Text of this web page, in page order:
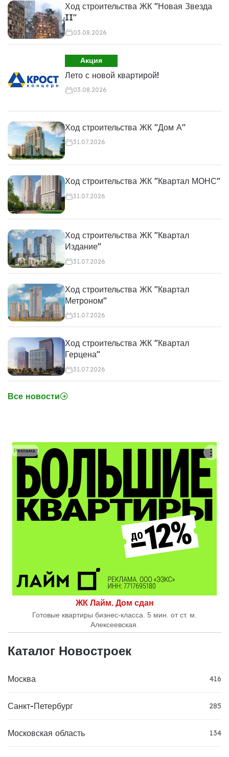
Ход строительства ЖК "Новая Звезда
II"
03.08.2026
Акция
Лето с новой квартирой!
03.08.2026
Ход строительства ЖК "Дом А"
31.07.2026
Ход строительства ЖК "Квартал МОНС"
31.07.2026
Ход строительства ЖК "Квартал
Издание"
31.07.2026
Ход строительства ЖК "Квартал
Метроном"
31.07.2026
Ход строительства ЖК "Квартал
Герцена"
31.07.2026
Все новости
ЖК Лайм. Дом сдан
Готовые квартиры бизнес-класса. 5 мин. от ст. м.
Алексеевская.
Реклама
Каталог Новостроек
Москва 416
Санкт-Петербург 285
Московская область 134